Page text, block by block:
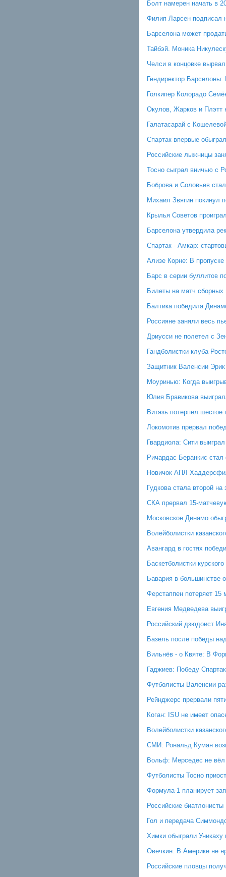
Болт намерен начать в
Филип Ларсен подписал
Барселона может
Тайбэй. Моника
Челси в концовке
Гендиректор
Голкипер Колорадо
Окулов, Жарков и Плэтт
Галатасарай с
Спартак впервые
Российские лыжницы
Тосно сыграл вничью с
Боброва и Соловьев
Михаил Звягин покинул
Крылья Советов
Барселона утвердила
Спартак - Амкар:
Ализе Корне: В пропуске
Барс в серии буллитов
Билеты на матч сборных
Балтика победила
Россияне заняли весь
Дриусси не полетел с
Гандболистки клуба
Защитник Валенсии Эрик
Моуринью: Когда
Юлия Бравикова
Витязь потерпел
Локомотив прервал
Гвардиола: Сити
Ричардас Беранкис
Новичок АПЛ
Гудкова стала второй
СКА прервал 15-
Московское Динамо
Волейболистки
Авангард в гостях
Баскетболистки
Бавария в большинстве
Ферстаппен потеряет 15
Евгения Медведева
Российский дзюдоист
Базель после победы
Вильнёв - о Квяте: В
Гаджиев: Победу
Футболисты Валенсии
Рейнджерс прервали
Коган: ISU не имеет
Волейболистки
СМИ: Рональд Куман
Вольф: Мерседес не вёл
Футболисты Тосно
Формула-1 планирует
Российские
Гол и передача
Химки обыграли Уникаху
Овечкин: В Америке не
Российские пловцы